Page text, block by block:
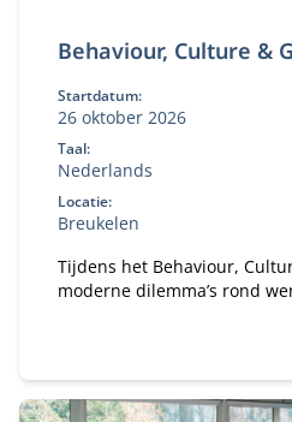
Behaviour, Culture &
Startdatum:
26 oktober 2026
Taal:
Nederlands
Locatie:
Breukelen
Tijdens het Behaviour,
moderne dilemma’s rond